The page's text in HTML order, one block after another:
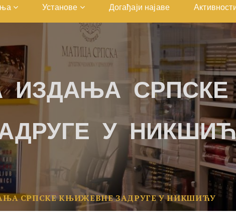
Установе Догађаји најаве
ИЗДАЊА
У
СРПСКЕ КЊИЖЕВНЕ ЗАДРУГЕ У НИКШИЋУ